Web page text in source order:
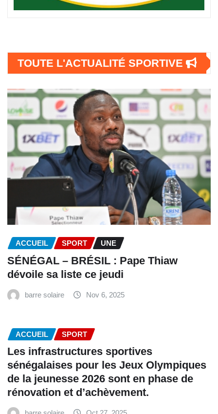
TOUTE L'ACTUALITÉ SPORTIVE
ACCUEIL SPORT UNE
SÉNÉGAL – BRÉSIL : Pape Thiaw
dévoile sa liste ce jeudi
barre solaire Nov 6, 2025
ACCUEIL SPORT
Les infrastructures sportives
sénégalaises pour les Jeux Olympiques
de la jeunesse 2026 sont en phase de
rénovation et d’achèvement.